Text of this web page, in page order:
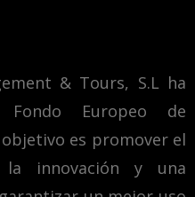
& Tours, S.L ha
Europeo de
es promover el
la innovación y una